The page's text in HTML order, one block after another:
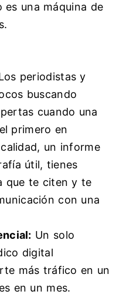
es una máquina de
periodistas y
buscando
cuando una
primero en
un informe
útil, tienes
que te citen y te
con una
Un solo
digital
más tráfico en un
en un mes.